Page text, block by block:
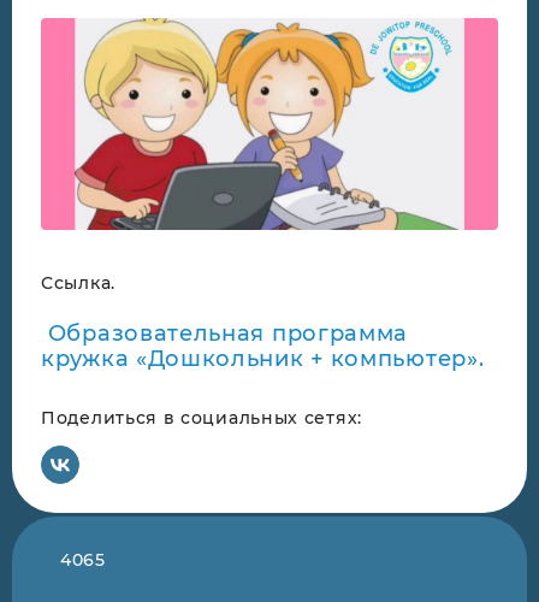
Ссылка.
Образовательная программа
кружка «Дошкольник + компьютер».
Поделиться в социальных сетях:
4065